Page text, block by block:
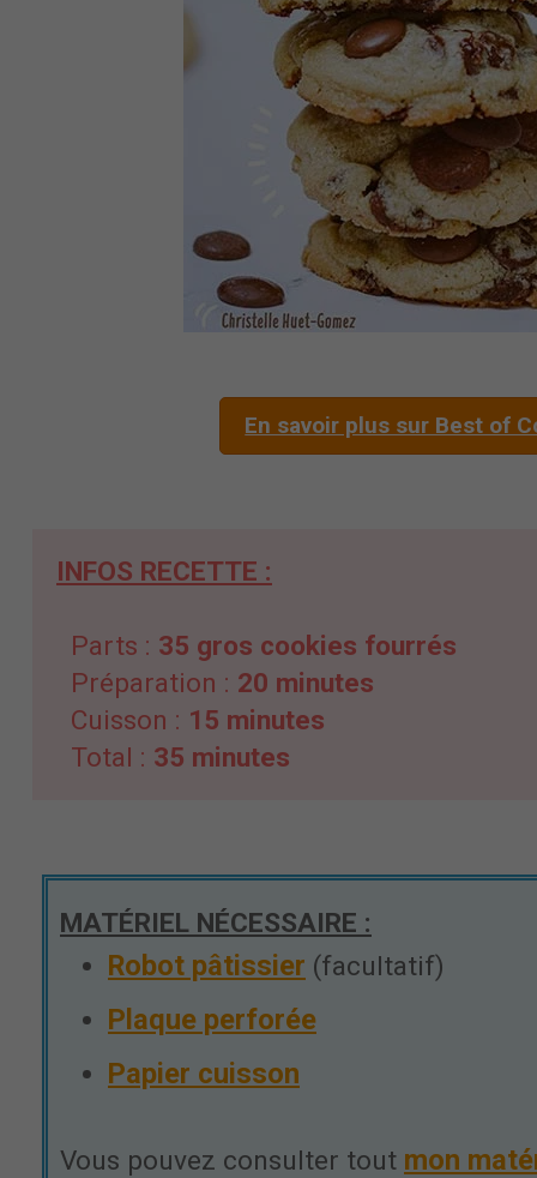
En savoir plus sur Best of
INFOS RECETTE :
Parts : 35 gros cookies fourrés
Préparation : 20 minutes
Cuisson : 15 minutes
Total : 35 minutes
MATÉRIEL NÉCESSAIRE :
Robot pâtissier (facultatif)
Plaque perforée
Papier cuisson
Vous pouvez consulter tout mon